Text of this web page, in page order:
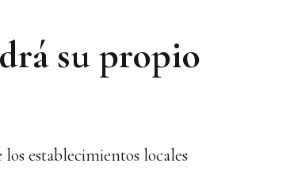
su propio
establecimientos locales